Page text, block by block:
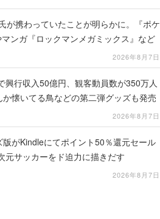
が携わっていたことが明らかに。『ポケ
ンガ『ロックマンメガミックス』など
2026年8月7日
興行収入50億円、観客動員数が350万人
懐いてる鳥などの第二弾グッズも発売
2026年8月7日
がKindleにてポイント50％還元セール
元サッカーをド迫力に描きだす
2026年8月7日